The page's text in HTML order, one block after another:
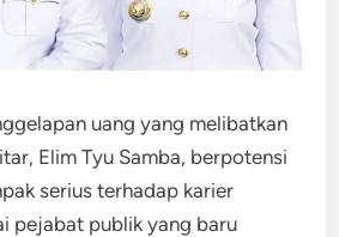
uang yang melibatkan
Elim Tyu Samba, berpotensi
serius terhadap karier
pejabat publik yang baru